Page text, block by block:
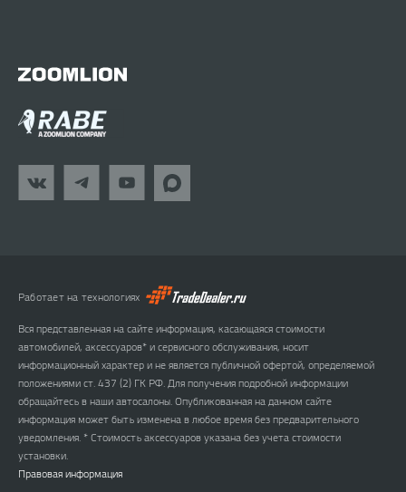
Работает на технологиях
Вся представленная на сайте информация, касающаяся стоимости
автомобилей, аксессуаров* и сервисного обслуживания, носит
информационный характер и не является публичной офертой, определяемой
положениями ст. 437 (2) ГК РФ. Для получения подробной информации
обращайтесь в наши автосалоны. Опубликованная на данном сайте
информация может быть изменена в любое время без предварительного
уведомления. * Стоимость аксессуаров указана без учета стоимости
установки.
Правовая информация